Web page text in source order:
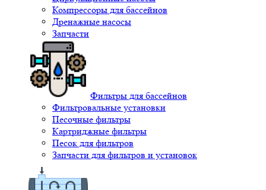
Компрессоры для бассейнов
Дренажные насосы
Запчасти
Фильтры для бассейнов
Фильтровальные установки
Песочные фильтры
Картриджные фильтры
Песок для фильтров
Запчасти для фильтров и установок